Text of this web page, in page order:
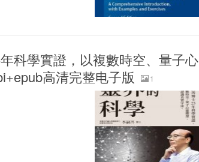
科學實證，以複數時空、量子心
高清完整电子版
1